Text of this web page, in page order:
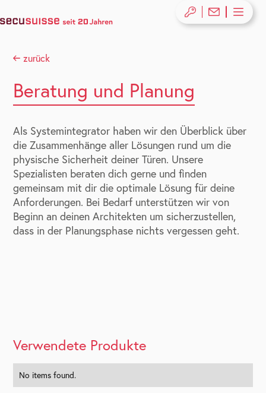
zurück
Beratung und Planung
Als Systemintegrator haben wir den Überblick über
die Zusammenhänge aller Lösungen rund um die
physische Sicherheit deiner Türen. Unsere
Spezialisten beraten dich gerne und finden
gemeinsam mit dir die optimale Lösung für deine
Anforderungen. Bei Bedarf unterstützen wir von
Beginn an deinen Architekten um sicherzustellen,
dass in der Planungsphase nichts vergessen geht.
Verwendete Produkte
No items found.